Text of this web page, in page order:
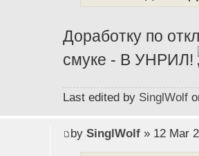
Доработку по
смуке - В УНРИЛ!
Last edited by SinglWolf
by SinglWolf» 12 Mar